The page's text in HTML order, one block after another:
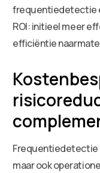
frequentiedetectie
ROI: initieel meer
efficiëntie
Frequentiedetectie
maar ook